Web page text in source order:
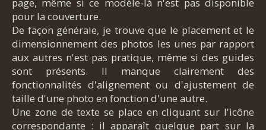
page, même si ce modèle-là n'est pas disponible
pour la couverture.
De façon générale, je trouve que le placement et le
dimensionnement des photos les unes par rapport
aux autres n'est pas pratique, même si des guides
sont présents. Il manque clairement des
fonctionnalités d'alignement ou d'ajustement de
taille d'une photo en fonction d'une autre.
Une zone de texte se place en cliquant sur l'icône
correspondante : il apparaît quelque part sur la